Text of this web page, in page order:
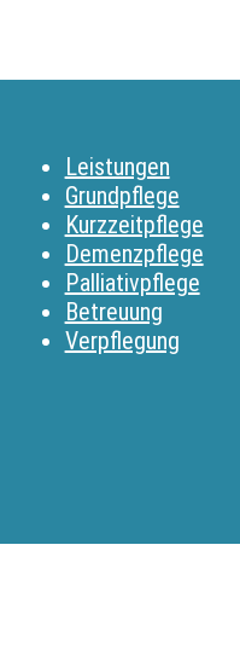
Leistungen
Grundpflege
Kurzzeitpflege
Demenzpflege
Palliativpflege
Betreuung
Verpflegung